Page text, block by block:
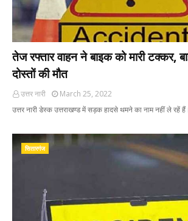
तेज रफ्तार वाहन ने बाइक को मारी टक्कर,
दोस्तों की मौत
उत्तर नारी
March 25, 2022
उत्तर नारी डेस्क उत्तराखण्ड में सड़क हादसे थमने का नाम नहीं ले
सितारगंज